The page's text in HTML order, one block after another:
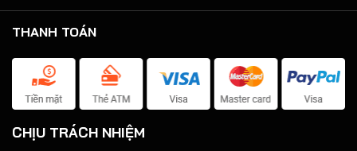
THANH TOÁN
CHỊU TRÁCH NHIỆM